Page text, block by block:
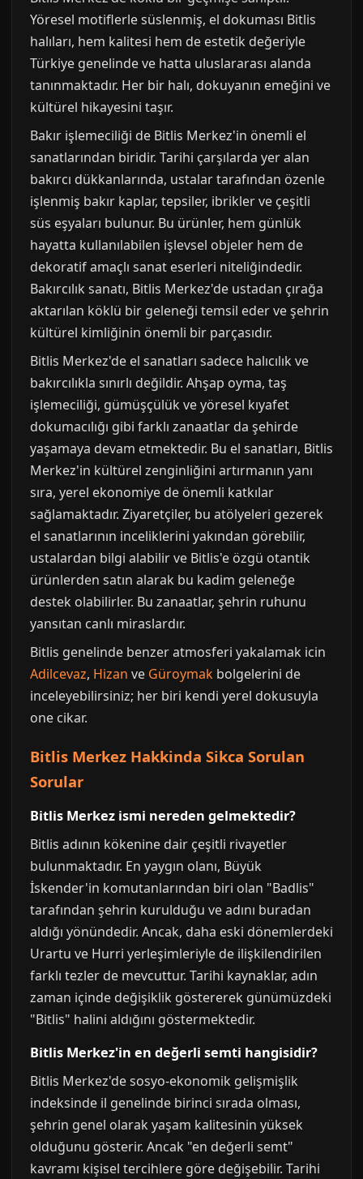
Yöresel motiflerle süslenmiş, el dokuması Bitlis
halıları, hem kalitesi hem de estetik değeriyle
Türkiye genelinde ve hatta uluslararası alanda
tanınmaktadır. Her bir halı, dokuyanın emeğini ve
kültürel hikayesini taşır.
Bakır işlemeciliği de Bitlis Merkez'in önemli el
sanatlarından biridir. Tarihi çarşılarda yer alan
bakırcı dükkanlarında, ustalar tarafından özenle
işlenmiş bakır kaplar, tepsiler, ibrikler ve çeşitli
süs eşyaları bulunur. Bu ürünler, hem günlük
hayatta kullanılabilen işlevsel objeler hem de
dekoratif amaçlı sanat eserleri niteliğindedir.
Bakırcılık sanatı, Bitlis Merkez'de ustadan çırağa
aktarılan köklü bir geleneği temsil eder ve şehrin
kültürel kimliğinin önemli bir parçasıdır.
Bitlis Merkez'de el sanatları sadece halıcılık ve
bakırcılıkla sınırlı değildir. Ahşap oyma, taş
işlemeciliği, gümüşçülük ve yöresel kıyafet
dokumacılığı gibi farklı zanaatlar da şehirde
yaşamaya devam etmektedir. Bu el sanatları, Bitlis
Merkez'in kültürel zenginliğini artırmanın yanı
sıra, yerel ekonomiye de önemli katkılar
sağlamaktadır. Ziyaretçiler, bu atölyeleri gezerek
el sanatlarının inceliklerini yakından görebilir,
ustalardan bilgi alabilir ve Bitlis'e özgü otantik
ürünlerden satın alarak bu kadim geleneğe
destek olabilirler. Bu zanaatlar, şehrin ruhunu
yansıtan canlı miraslardır.
Bitlis genelinde benzer atmosferi yakalamak icin
Adilcevaz, Hizan ve Güroymak bolgelerini de
inceleyebilirsiniz; her biri kendi yerel dokusuyla
one cikar.
Bitlis Merkez Hakkinda Sikca Sorulan
Sorular
Bitlis Merkez ismi nereden gelmektedir?
Bitlis adının kökenine dair çeşitli rivayetler
bulunmaktadır. En yaygın olanı, Büyük
İskender'in komutanlarından biri olan "Badlis"
tarafından şehrin kurulduğu ve adını buradan
aldığı yönündedir. Ancak, daha eski dönemlerdeki
Urartu ve Hurri yerleşimleriyle de ilişkilendirilen
farklı tezler de mevcuttur. Tarihi kaynaklar, adın
zaman içinde değişiklik göstererek günümüzdeki
"Bitlis" halini aldığını göstermektedir.
Bitlis Merkez'in en değerli semti hangisidir?
Bitlis Merkez'de sosyo-ekonomik gelişmişlik
indeksinde il genelinde birinci sırada olması,
şehrin genel olarak yaşam kalitesinin yüksek
olduğunu gösterir. Ancak "en değerli semt"
kavramı kişisel tercihlere göre değişebilir. Tarihi